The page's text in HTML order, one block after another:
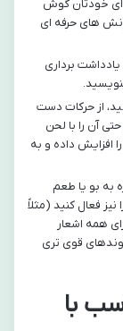
خودتان گوش
های حرفه ای
برداری
از حرکات دست
آن را با لحن
افزایش داده و به
به بو یا طعم
فعال کنید (مثلاً
همه اشعار
قوی تری
با